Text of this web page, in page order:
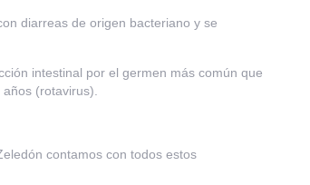
diarreas de origen bacteriano y se
intestinal por el germen más común que
(rotavirus).
contamos con todos estos